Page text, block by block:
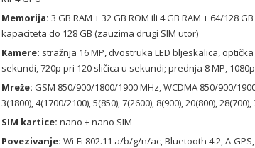
Memorija: 3 GB RAM + 32 GB ROM ili 4 GB RAM + 64/128
kapaciteta do 128 GB (zauzima drugi SIM utor)
Kamere: stražnja 16 MP, dvostruka LED bljeskalica,
sekundi, 720p pri 120 sličica u sekundi; prednja 8 MP,
Mreže: GSM 850/900/1800/1900 MHz, WCDMA 850/900/
3(1800), 4(1700/2100), 5(850), 7(2600), 8(900), 20(800),
SIM kartice: nano + nano SIM
Povezivanje: Wi-Fi 802.11 a/b/g/n/ac, Bluetooth 4.2, A-